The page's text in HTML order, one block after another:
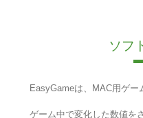
ソフ
EasyGameは、MAC用ゲー
ゲーム中で変化した数値を